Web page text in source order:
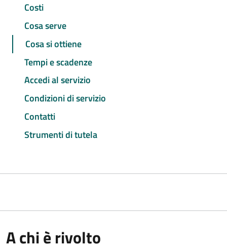
Costi
Cosa serve
Cosa si ottiene
Tempi e scadenze
Accedi al servizio
Condizioni di servizio
Contatti
Strumenti di tutela
A chi è rivolto